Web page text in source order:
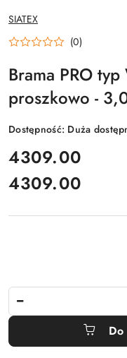
NAZWA
PRODUCENTA:
SIATEX
(0)
Brama PRO
proszkowo -
Dostępność: Duża
cena:
4309.00
Cena:
4309.00